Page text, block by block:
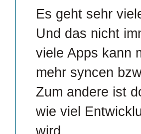
Es geht sehr
Und das nicht
viele Apps kann
mehr syncen
Zum andere ist
wie viel